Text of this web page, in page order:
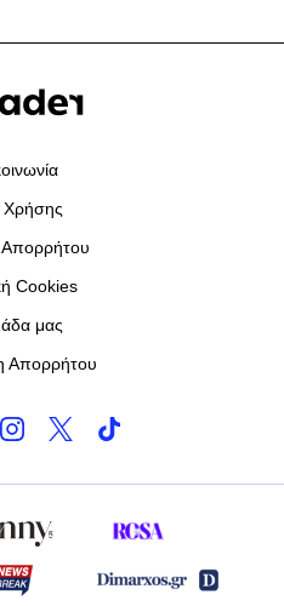
Χρήσης
Απορρήτου
Cookies
μας
Απορρήτου